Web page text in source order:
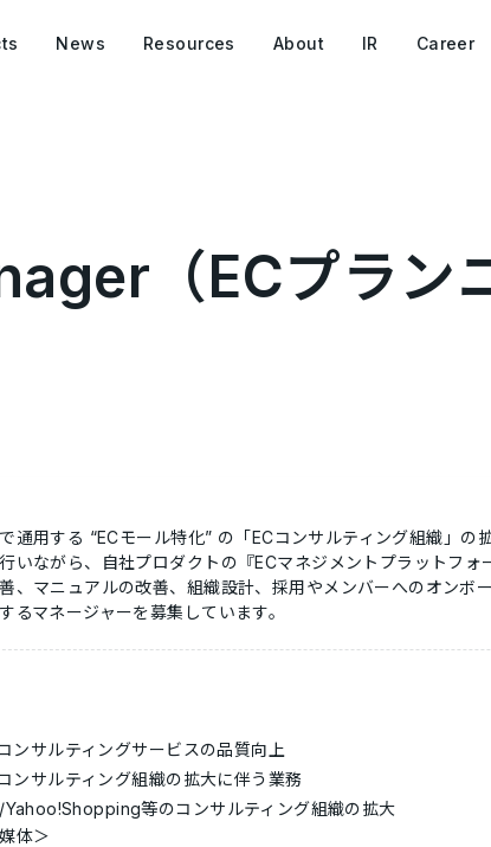
News Resources About IR Career
（ECプラン
通用する “ECモール特化” の「ECコンサルティング組織」の
いながら、自社プロダクトの『ECマネジメントプラットフ
、マニュアルの改善、組織設計、採用やメンバーへのオンボ
るマネージャーを募集しています。
ンサルティングサービスの品質向上
ンサルティング組織の拡大に伴う業務
Yahoo!Shopping等のコンサルティング組織の拡大
体＞